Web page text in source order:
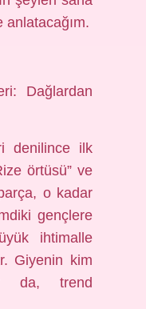
Dağlardan
denilince ilk
örtüsü” ve
o kadar
gençlere
ihtimalle
Giyenin kim
da, trend